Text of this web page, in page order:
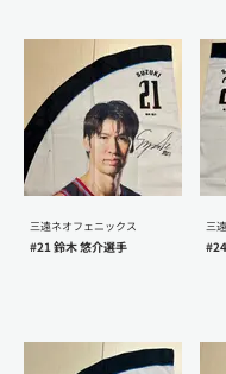
三遠ネオフェニックス
#21 鈴木 悠介選手
三